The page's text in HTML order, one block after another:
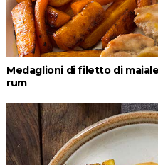
Medaglioni di filetto di
rum